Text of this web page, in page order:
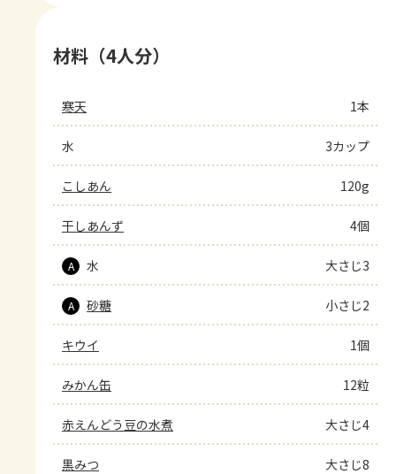
材料（4人分）
寒天 1本
水 3カップ
こしあん 120g
干しあんず 4個
A 水 大さじ3
A 砂糖 小さじ2
キウイ 1個
みかん缶 12粒
赤えんどう豆の水煮 大さじ4
黒みつ 大さじ8